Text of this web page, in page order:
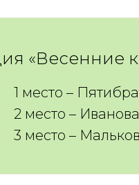
«Весенние
1 место –
2 место –
3 место –